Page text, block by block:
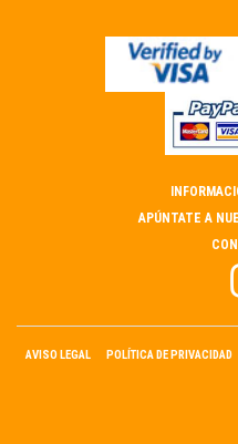
APÚNTATE A
AVISO LEGAL POLÍTICA DE PRIVACIDAD